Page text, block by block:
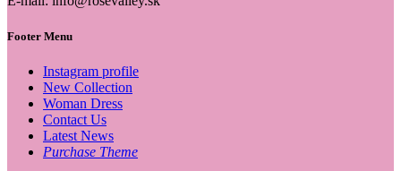
Footer Menu
Instagram profile
New Collection
Woman Dress
Contact Us
Latest News
Purchase Theme